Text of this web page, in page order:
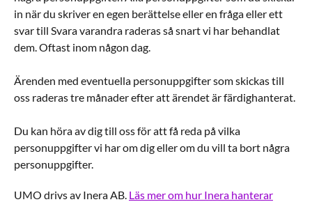
in när du skriver en egen berättelse eller en fråga eller ett
svar till Svara varandra raderas så snart vi har behandlat
dem. Oftast inom någon dag.
Ärenden med eventuella personuppgifter som skickas till
oss raderas tre månader efter att ärendet är färdighanterat.
Du kan höra av dig till oss för att få reda på vilka
personuppgifter vi har om dig eller om du vill ta bort några
personuppgifter.
UMO drivs av Inera AB. Läs mer om hur Inera hanterar